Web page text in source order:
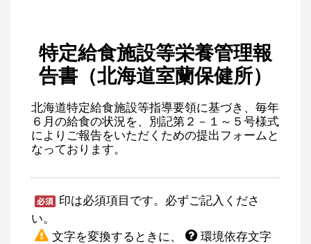
特定給食施設等栄養管理報
告書（北海道室蘭保健所）
北海道特定給食施設等指導要領に基づき、毎年
６月の給食の状況を、別記第２－１～５号様式
によりご報告をいただくための提出フォームと
なっております。
印は必須項目です。必ずご記入くださ
い。
文字を変換するときに、
環境依存文字